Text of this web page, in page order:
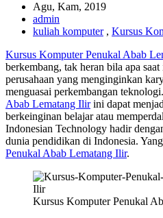
Agu, Kam, 2019
admin
kuliah komputer, Kursus
Kursus Komputer Penukal Abab
berkembang, tak heran bila apa
perusahaan yang menginginkan
menguasai perkembangan teknologi.
Abab Lematang Ilirini dapat
berkeinginan belajar atau
Indonesian Technology hadir
dunia pendidikan di Indonesia.
Penukal Abab Lematang Ilir.
Kursus Komputer Penukal